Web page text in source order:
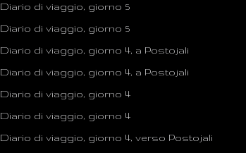
Diario di viaggio, giorno 5
Diario di viaggio, giorno 5
Diario di viaggio, giorno 4, a Postojali
Diario di viaggio, giorno 4, a Postojali
Diario di viaggio, giorno 4
Diario di viaggio, giorno 4
Diario di viaggio, giorno 4, verso Postojali